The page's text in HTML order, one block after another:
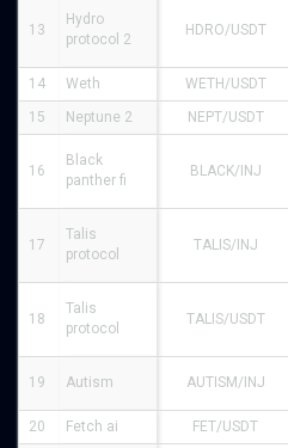
13
Hydro
protocol 2
HDRO/USDT
14
Weth WETH/USDT
15
Neptune 2 NEPT/USDT
16
Black
panther fi
BLACK/INJ
17
Talis
protocol
TALIS/INJ
18
Talis
protocol
TALIS/USDT
19 Autism AUTISM/INJ
20
Fetch ai FET/USDT